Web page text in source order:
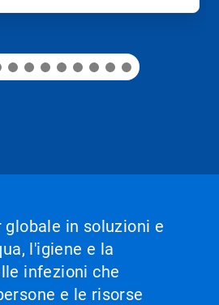
globale in soluzioni e
l'igiene e la
infezioni che
e le risorse